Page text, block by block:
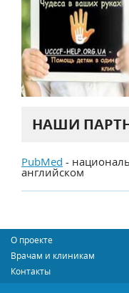
НАШИ
PubMed -
английском
О проекте
Врачам и клиникам
Контакты